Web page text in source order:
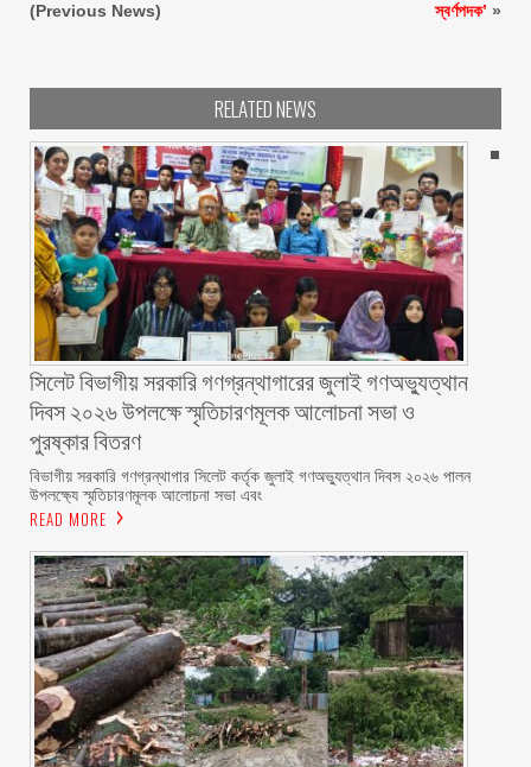
(Previous News)
স্বর্ণপদক’ »
RELATED NEWS
সিলেট বিভাগীয় সরকারি গণগ্রন্থাগারের জুলাই গণঅভ্যুত্থান
দিবস ২০২৬ উপলক্ষে স্মৃতিচারণমূলক আলোচনা সভা ও
পুরষ্কার বিতরণ ‎ ‎
বিভাগীয় সরকারি গণগ্রন্থাগার সিলেট কর্তৃক জুলাই গণঅভ্যুত্থান দিবস ২০২৬ পালন
উপলক্ষ্যে স্মৃতিচারণমূলক আলোচনা সভা এবং
READ MORE